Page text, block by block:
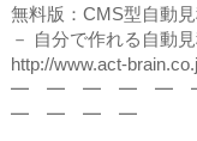
無料版：CMS型自動
－ 自分で作れる自動
http://www.act-
━ ━ ━ ━ ━
━ ━ ━ ━